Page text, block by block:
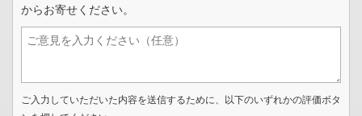
からお寄せください。
ご入力していただいた内容を送信するために、以下のいずれかの評価ボタ